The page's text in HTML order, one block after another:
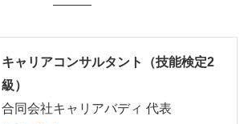
キャリアコンサルタント（技能検定2
級）
合同会社キャリアバディ 代表